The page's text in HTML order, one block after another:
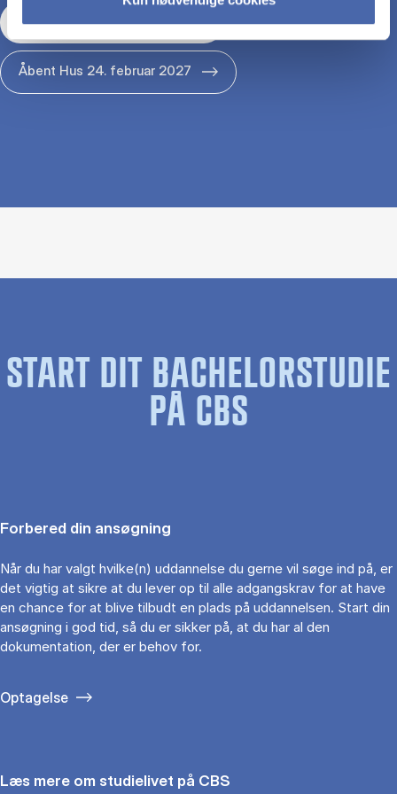
Åbent Hus 29. januar 2027
Åbent Hus 24. februar 2027
START DIT BACHELORSTUDIE
PÅ CBS
Forbered din ansøgning
Når du har valgt hvilke(n) uddannelse du gerne vil søge ind på, er
det vigtig at sikre at du lever op til alle adgangskrav for at have
en chance for at blive tilbudt en plads på uddannelsen. Start din
ansøgning i god tid, så du er sikker på, at du har al den
dokumentation, der er behov for.
Optagelse
Læs mere om studielivet på CBS